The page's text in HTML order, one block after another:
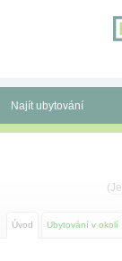
Najít ubytování
Autobusové zájezdy
(
Úvod Ubytování v okolí